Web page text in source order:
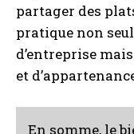
partager des
pratique non
d’entreprise
et
En somme, le